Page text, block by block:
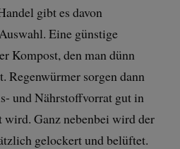
gibt es davon
Eine günstige
Kompost, den man dünn
Regenwürmer sorgen dann
und Nährstoffvorrat gut in
wird. Ganz nebenbei wird der
gelockert und belüftet.